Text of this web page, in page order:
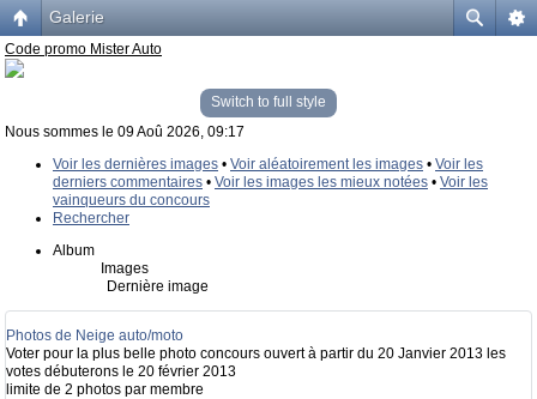
Galerie
Code promo Mister Auto
Switch to full style
Nous sommes le 09 Aoû 2026, 09:17
Voir les dernières images • Voir aléatoirement les images • Voir les
derniers commentaires • Voir les images les mieux notées • Voir les
vainqueurs du concours
Rechercher
Album
Images
Dernière image
Photos de Neige auto/moto
Voter pour la plus belle photo concours ouvert à partir du 20 Janvier 2013 les
votes débuterons le 20 février 2013
limite de 2 photos par membre